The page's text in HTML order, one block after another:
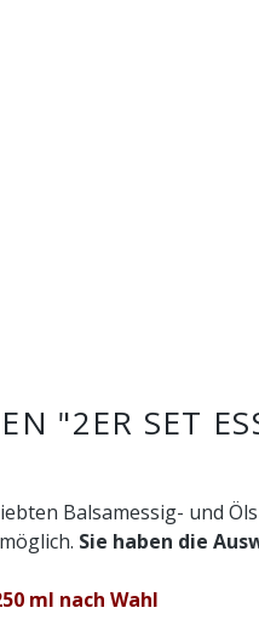
"2ER SET
Balsamessig- und
Sie haben die
ml nach Wahl